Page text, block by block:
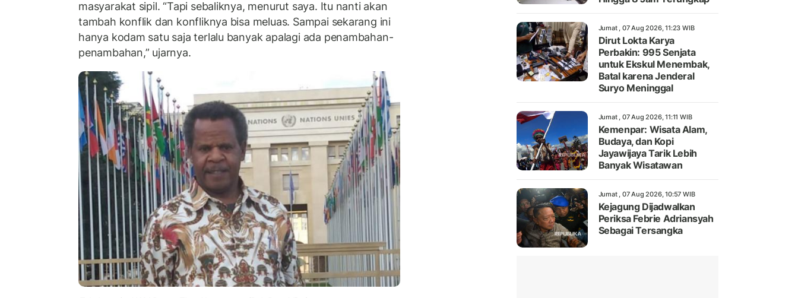
masyarakat sipil. “Tapi sebaliknya, menurut saya. Itu nanti akan
tambah konflik dan konfliknya bisa meluas. Sampai sekarang ini
hanya kodam satu saja terlalu banyak apalagi ada penambahan-
penambahan,” ujarnya.
Jumat , 07 Aug 2026, 11:23 WIB
Dirut Lokta Karya
Perbakin: 995 Senjata
untuk Ekskul Menembak,
Batal karena Jenderal
Suryo Meninggal
Jumat , 07 Aug 2026, 11:11 WIB
Kemenpar: Wisata Alam,
Budaya, dan Kopi
Jayawijaya Tarik Lebih
Banyak Wisatawan
Jumat , 07 Aug 2026, 10:57 WIB
Kejagung Dijadwalkan
Periksa Febrie Adriansyah
Sebagai Tersangka